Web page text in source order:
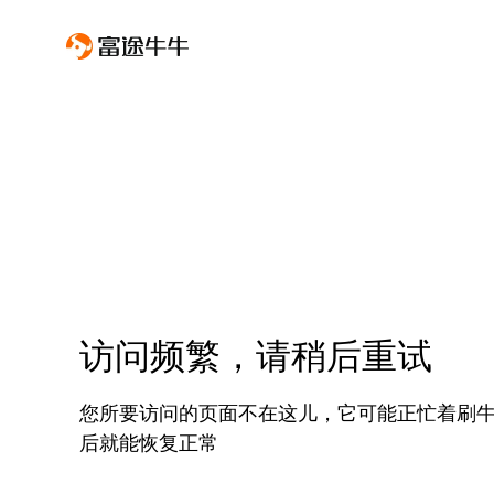
访问频繁，请稍后重试
您所要访问的页面不在这儿，它可能正忙着刷
后就能恢复正常